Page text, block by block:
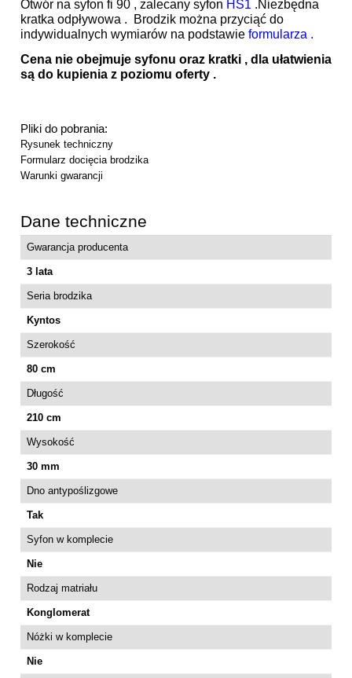
Otwór na syfon fi 90 , zalecany syfon HS1 .Niezbędna
kratka odpływowa . Brodzik można przyciąć do
indywidualnych wymiarów na podstawie formularza .
Cena nie obejmuje syfonu oraz kratki , dla ułatwienia
są do kupienia z poziomu oferty .
Pliki do pobrania:
Rysunek techniczny
Formularz docięcia brodzika
Warunki gwarancji
Dane techniczne
Gwarancja producenta
3 lata
Seria brodzika
Kyntos
Szerokość
80 cm
Długość
210 cm
Wysokość
30 mm
Dno antypoślizgowe
Tak
Syfon w komplecie
Nie
Rodzaj matriału
Konglomerat
Nóżki w komplecie
Nie